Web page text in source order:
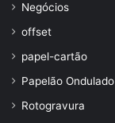
Negócios
offset
papel-cartão
Papelão Ondulado
Rotogravura